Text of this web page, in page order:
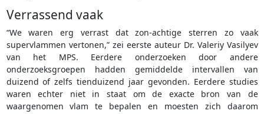
Verrassend vaak
“We waren erg verrast dat zon-achtige sterren zo vaak
supervlammen vertonen,” zei eerste auteur Dr. Valeriy Vasilyev
van het MPS. Eerdere onderzoeken door andere
onderzoeksgroepen hadden gemiddelde intervallen van
duizend of zelfs tienduizend jaar gevonden. Eerdere studies
waren echter niet in staat om de exacte bron van de
waargenomen vlam te bepalen en moesten zich daarom